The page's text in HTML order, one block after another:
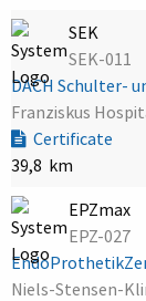
SEK
SEK-011
DACH Schulter-
Franziskus
Certificate
39,8 km
EPZmax
EPZ-027
Niels-Stensen-